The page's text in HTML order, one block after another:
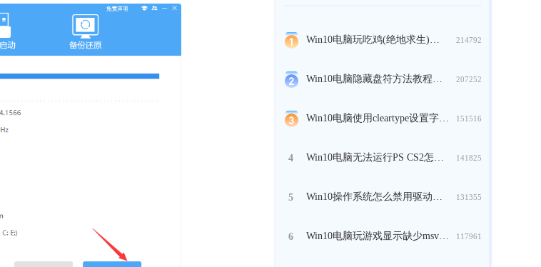
Win10电脑玩吃鸡(绝地求生)时崩溃怎么办？ 214792
Win10电脑隐藏盘符方法教程分享 207252
Win10电脑使用cleartype设置字体方法教程 151516
4 Win10电脑无法运行PS CS2怎么解决？ 141825
5 Win10操作系统怎么禁用驱动的强制签名？ 131355
6 Win10电脑玩游戏显示缺少msvcp140.dll怎么办？ 117961